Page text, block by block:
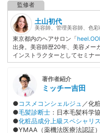
土山初代
美容師、管理美容師、色彩
東京都内のヘアサロン「heel.OOI
出身。美容師歴20年、美容メー
インストラクターとしてセミナ
カラーを極めるために色彩検定
提供中。
著作者紹介
ミッチー吉田
●コスメコンシェルジュ ／化
●毛髪診断士 ：日本毛髪科学
●化粧品成分上級スペシャリ
●YMAA（薬機法医療法認証